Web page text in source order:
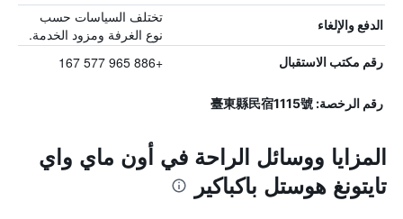
الدفع والإلغاء
تختلف السياسات حسب
نوع الغرفة ومزود الخدمة.
رقم مكتب الاستقبال +886 965 577 167
رقم الرخصة: 臺東縣民宿1115號
المزايا ووسائل الراحة في أون ماي واي
تايتونغ هوستل باكباكير